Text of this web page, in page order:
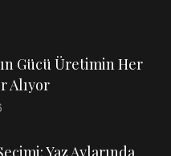
Gücü Üretimin Her
Alıyor
Yaz Aylarında